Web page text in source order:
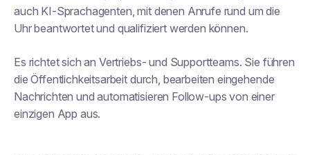
auch KI-Sprachagenten, mit denen Anrufe rund um die
Uhr beantwortet und qualifiziert werden können.
Es richtet sich an Vertriebs- und Supportteams. Sie führen
die Öffentlichkeitsarbeit durch, bearbeiten eingehende
Nachrichten und automatisieren Follow-ups von einer
einzigen App aus.